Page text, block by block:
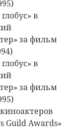
в
за фильм
в
за фильм
Guild Awards»